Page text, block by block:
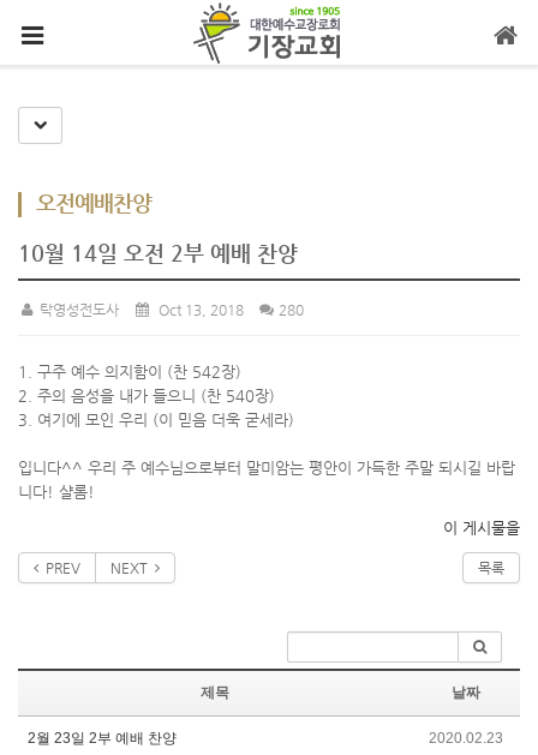
Toggle Dropdown
오전예배찬양
10월 14일 오전 2부 예배 찬양
탁영성전도사 Oct 13, 2018 280
1. 구주 예수 의지함이 (찬 542장)
2. 주의 음성을 내가 들으니 (찬 540장)
3. 여기에 모인 우리 (이 믿음 더욱 굳세라)
입니다^^ 우리 주 예수님으로부터 말미암는 평안이 가득한 주말 되시길 바랍
니다! 샬롬!
이 게시물을
PREV NEXT 목록
제목 날짜
2월 23일 2부 예배 찬양 2020.02.23